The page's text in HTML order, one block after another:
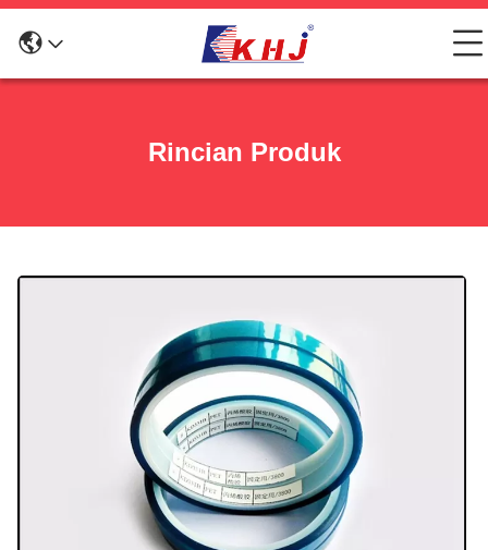
Rincian Produk